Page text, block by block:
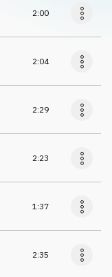
2:00
2:04
2:29
2:23
1:37
2:35